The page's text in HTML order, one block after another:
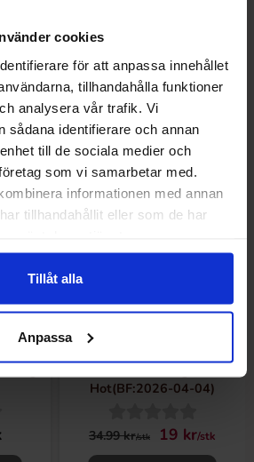
cookies
för att anpassa innehållet
tillhandahålla funktioner
analysera vår trafik. Vi
sådana identifierare och annan
till de sociala medier och
som vi samarbetar med.
informationen med annan
tillhandahållit eller som de har
Tillåt alla
Anpassa
Kjøp
-46%
Hot(BF:2026-04-04)
34.99 kr/stk 19 kr/stk